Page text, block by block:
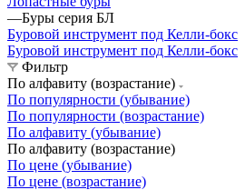
—Буры серия БЛ
Буровой инструмент под Келли-бокс
Буровой инструмент под Келли-бокс
Фильтр
По алфавиту (возрастание)
По популярности (убывание)
По популярности (возрастание)
По алфавиту (убывание)
По алфавиту (возрастание)
По цене (убывание)
По цене (возрастание)